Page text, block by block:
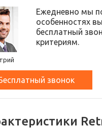
Ежедневно мы
особенностях
бесплатный
критериям.
звонок